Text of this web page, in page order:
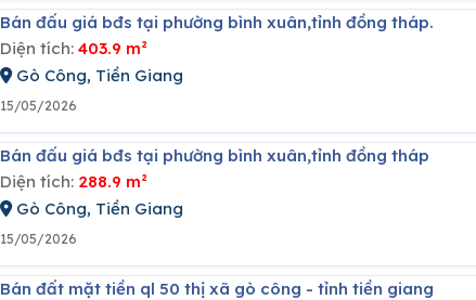
Bán đấu giá bđs tại phường bình xuân,tỉnh đồng tháp.
Diện tích: 403.9 m²
Gò Công, Tiền Giang
15/05/2026
Bán đấu giá bđs tại phường bình xuân,tỉnh đồng tháp
Diện tích: 288.9 m²
Gò Công, Tiền Giang
15/05/2026
Bán đất mặt tiền ql 50 thị xã gò công - tỉnh tiền giang